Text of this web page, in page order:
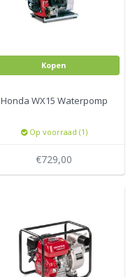
Kopen
Honda WX15 Waterpomp
Op voorraad (1)
€729,00